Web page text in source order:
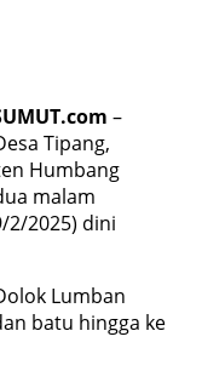
–
Tipang,
Humbang
malam
2/2025) dini
Lumban
batu hingga ke